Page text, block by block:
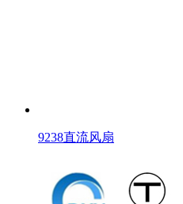
9238直流风扇